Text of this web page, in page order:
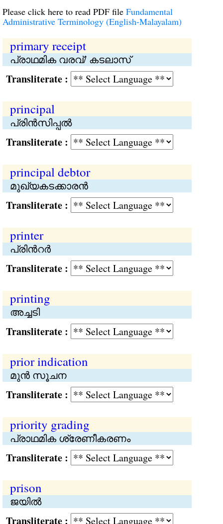
Please click here to read PDF file Fundamental
Administrative Terminology (English-Malayalam)
primary receipt
പ്രാഥമിക വരവ്/ കടലാസ്
:
principal
പ്രിന്‍സിപ്പൽ
:
principal debtor
മുഖ്യകടക്കാരന്‍
:
printer
പ്രിന്‍റര്‍
:
printing
അച്ചടി
:
prior indication
മുന്‍ സൂചന
:
priority grading
പ്രാഥമിക ശ്രേണീകരണം
:
prison
ജയിൽ
: